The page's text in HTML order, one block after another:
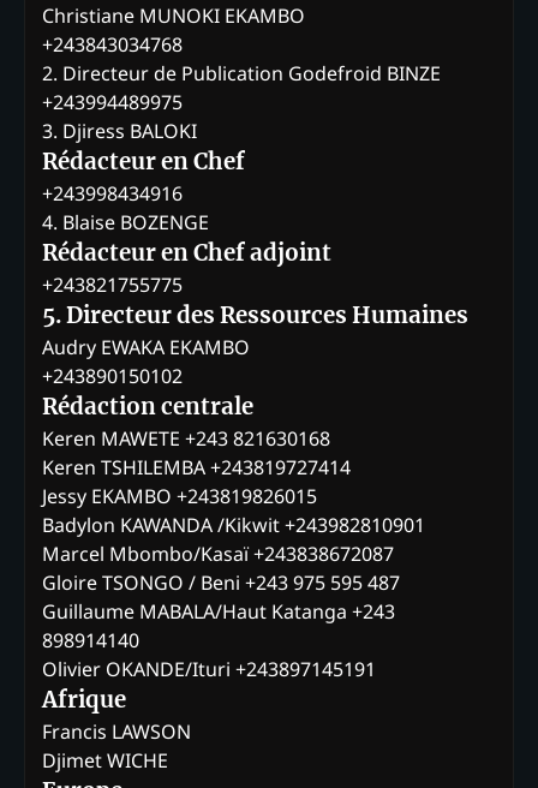
Christiane MUNOKI EKAMBO
+243843034768
2. Directeur de Publication Godefroid BINZE
+243994489975
3. Djiress BALOKI
Rédacteur en Chef
+243998434916
4. Blaise BOZENGE
Rédacteur en Chef adjoint
+243821755775
5. Directeur des Ressources Humaines
Audry EWAKA EKAMBO
+243890150102
Rédaction centrale
Keren MAWETE +243 821630168
Keren TSHILEMBA +243819727414
Jessy EKAMBO +243819826015
Badylon KAWANDA /Kikwit +243982810901
Marcel Mbombo/Kasaï +243838672087
Gloire TSONGO / Beni +243 975 595 487
Guillaume MABALA/Haut Katanga +243
898914140
Olivier OKANDE/Ituri +243897145191
Afrique
Francis LAWSON
Djimet WICHE